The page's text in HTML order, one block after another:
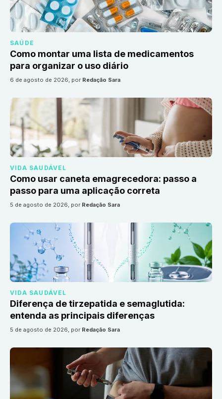
SAÚDE
Como montar uma lista de medicamentos
para organizar o uso diário
6 de agosto de 2026, por Redação Sara
VIDA SAUDÁVEL
Como usar caneta emagrecedora: passo a
passo para uma aplicação correta
5 de agosto de 2026, por Redação Sara
VIDA SAUDÁVEL
Diferença de tirzepatida e semaglutida:
entenda as principais diferenças
5 de agosto de 2026, por Redação Sara